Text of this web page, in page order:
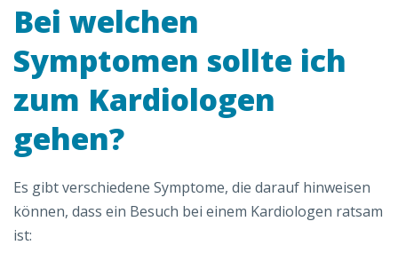
Bei welchen
Symptomen sollte ich
zum Kardiologen
gehen?
Es gibt verschiedene Symptome, die darauf hinweisen
können, dass ein Besuch bei einem Kardiologen ratsam
ist: